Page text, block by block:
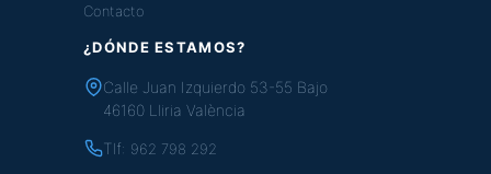
Contacto
¿DÓNDE ESTAMOS?
Calle Juan Izquierdo 53-55 Bajo
46160 Lliria València
Tlf: 962 798 292